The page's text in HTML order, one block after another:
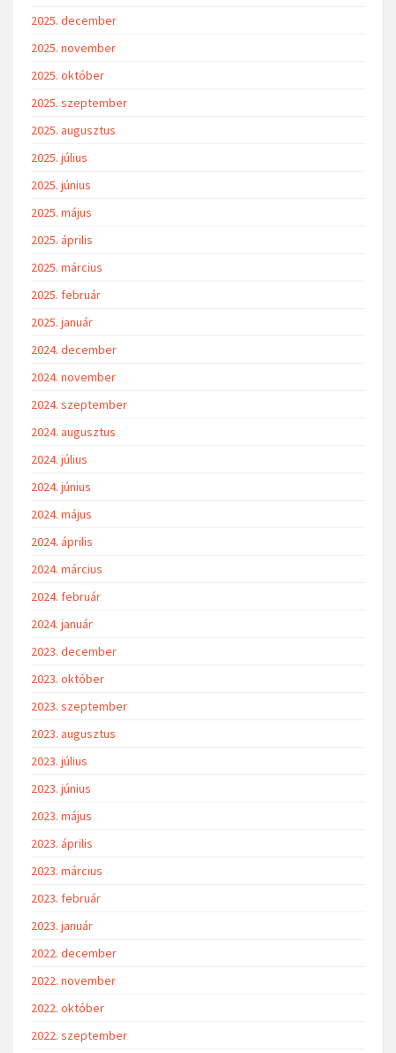
2025. december
2025. november
2025. október
2025. szeptember
2025. augusztus
2025. július
2025. június
2025. május
2025. április
2025. március
2025. február
2025. január
2024. december
2024. november
2024. szeptember
2024. augusztus
2024. július
2024. június
2024. május
2024. április
2024. március
2024. február
2024. január
2023. december
2023. október
2023. szeptember
2023. augusztus
2023. július
2023. június
2023. május
2023. április
2023. március
2023. február
2023. január
2022. december
2022. november
2022. október
2022. szeptember